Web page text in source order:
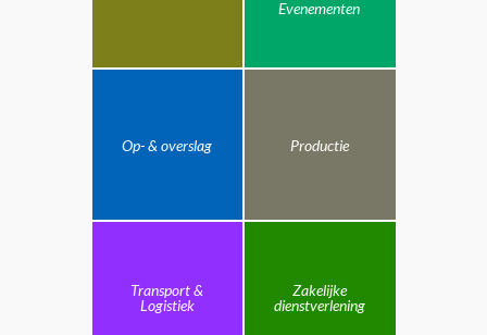
Evenementen
Op- & overslag Productie
Transport &
Logistiek
Zakelijke
dienstverlening